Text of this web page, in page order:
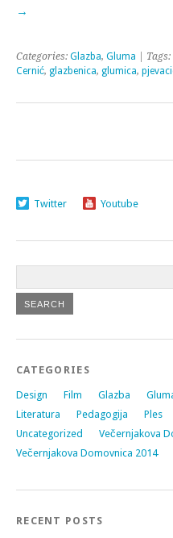
→
Categories: Glazba, Gluma | Tags:
Cernić, glazbenica, glumica,
Twitter Youtube
CATEGORIES
Design Film Glazba
Literatura
Pedagogija Ples
Uncategorized
Večernjakova
Večernjakova Domovnica 2014
RECENT POSTS